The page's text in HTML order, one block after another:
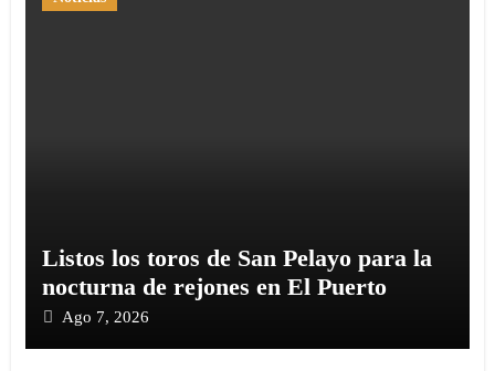
Listos los toros de San Pelayo para la
nocturna de rejones en El Puerto
Ago 7, 2026